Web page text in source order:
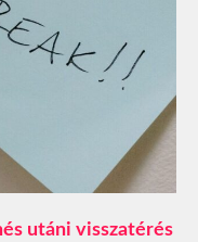
utáni visszatérés